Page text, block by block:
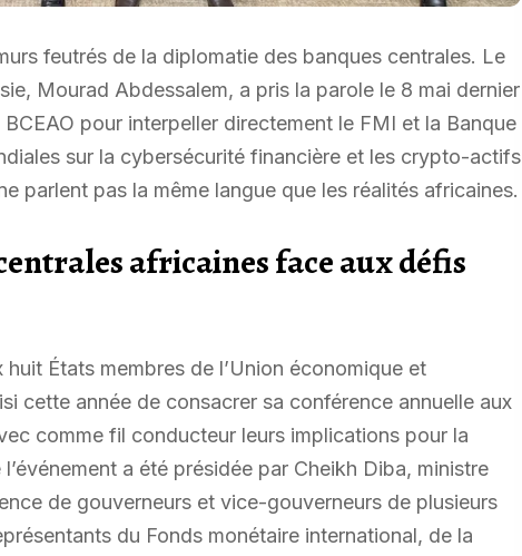
feutrés de la diplomatie des banques centrales. Le
Mourad Abdessalem, a pris la parole le 8 mai dernier
pour interpeller directement le FMI et la Banque
sur la cybersécurité financière et les crypto-actifs
parlent pas la même langue que les réalités africaines.
africaines face aux défis
États membres de l’Union économique et
cette année de consacrer sa conférence annuelle aux
comme fil conducteur leurs implications pour la
a été présidée par Cheikh Diba, ministre
de gouverneurs et vice-gouverneurs de plusieurs
du Fonds monétaire international, de la